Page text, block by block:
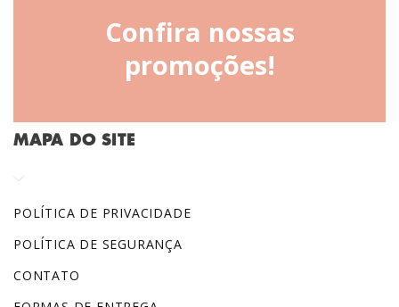
Confira nossas
promoções!
MAPA DO SITE
POLÍTICA DE PRIVACIDADE
POLÍTICA DE SEGURANÇA
CONTATO